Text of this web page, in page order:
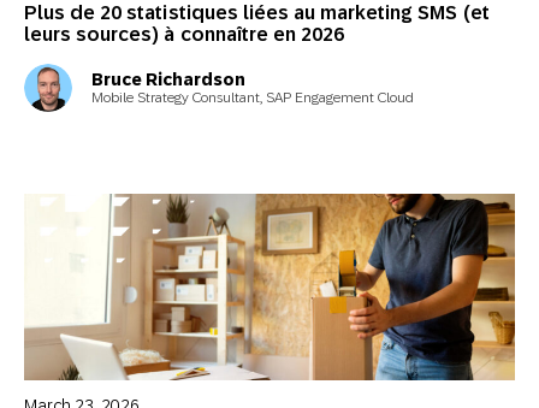
Plus de 20 statistiques liées au marketing SMS (et
leurs sources) à connaître en 2026
Bruce Richardson
Mobile Strategy Consultant, SAP Engagement Cloud